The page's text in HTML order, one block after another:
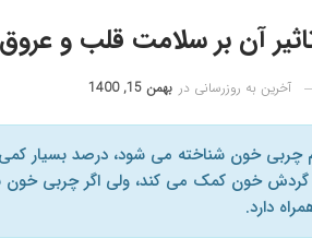
آن بر سلامت قلب و عروق
آخرین به روزرسانی در بهمن 15, 1400
چربی خون شناخته می شود، درصد بسیار
گردش خون کمک می کند، ولی اگر چربی خون
دارد.